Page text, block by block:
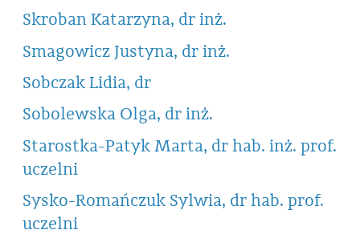
Skroban Katarzyna, dr inż.
Smagowicz Justyna, dr inż.
Sobczak Lidia, dr
Sobolewska Olga, dr inż.
Starostka-Patyk Marta, dr hab. inż. prof.
uczelni
Sysko-Romańczuk Sylwia, dr hab. prof.
uczelni